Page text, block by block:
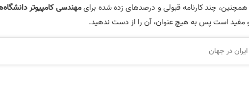
همچنین، چند کارنامه قبولی و درصدهای زده شده برایمهندسی کامپیوتر
و مفید است پس به هیچ عنوان، آن را از دست ندهید.
در جهان